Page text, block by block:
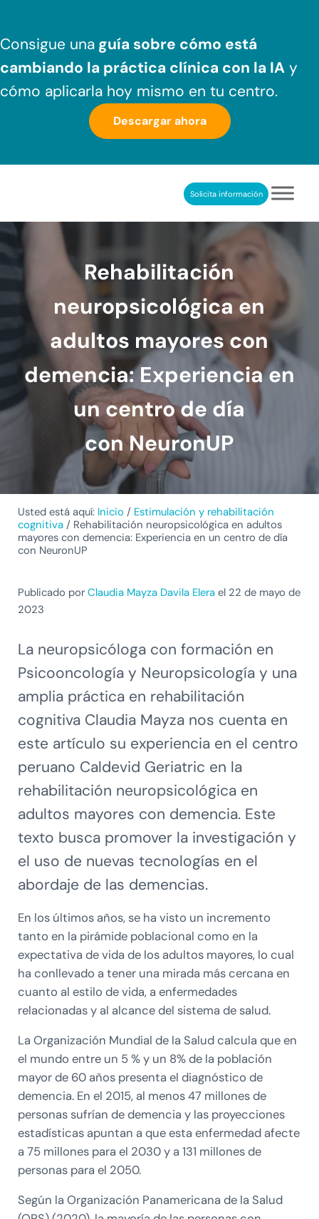
Consigue una guía sobre cómo está
cambiando la práctica clínica con la IA y
cómo aplicarla hoy mismo en tu centro.
Descargar ahora
REHABILITACIÓN COGNITIVA PROFESIONALSolicita información
Rehabilitación
neuropsicológica en
adultos mayores con
demencia: Experiencia en
un centro de día
con NeuronUP
Usted está aquí: Inicio / Estimulación y rehabilitación
cognitiva / Rehabilitación neuropsicológica en adultos
mayores con demencia: Experiencia en un centro de día
con NeuronUP
Publicado por Claudia Mayza Davila Elerael 22 de mayo de
2023
La neuropsicóloga con formación en
Psicooncología y Neuropsicología y una
amplia práctica en rehabilitación
cognitiva Claudia Mayza nos cuenta en
este artículo su experiencia en el centro
peruano Caldevid Geriatric en la
rehabilitación neuropsicológica en
adultos mayores con demencia. Este
texto busca promover la investigación y
el uso de nuevas tecnologías en el
abordaje de las demencias.
En los últimos años, se ha visto un incremento
tanto en la pirámide poblacional como en la
expectativa de vida de los adultos mayores, lo cual
ha conllevado a tener una mirada más cercana en
cuanto al estilo de vida, a enfermedades
relacionadas y al alcance del sistema de salud.
La Organización Mundial de la Salud calcula que en
el mundo entre un 5 % y un 8% de la población
mayor de 60 años presenta el diagnóstico de
demencia. En el 2015, al menos 47 millones de
personas sufrían de demencia y las proyecciones
estadísticas apuntan a que esta enfermedad afecte
a 75 millones para el 2030 y a 131 millones de
personas para el 2050.
Según la Organización Panamericana de la Salud